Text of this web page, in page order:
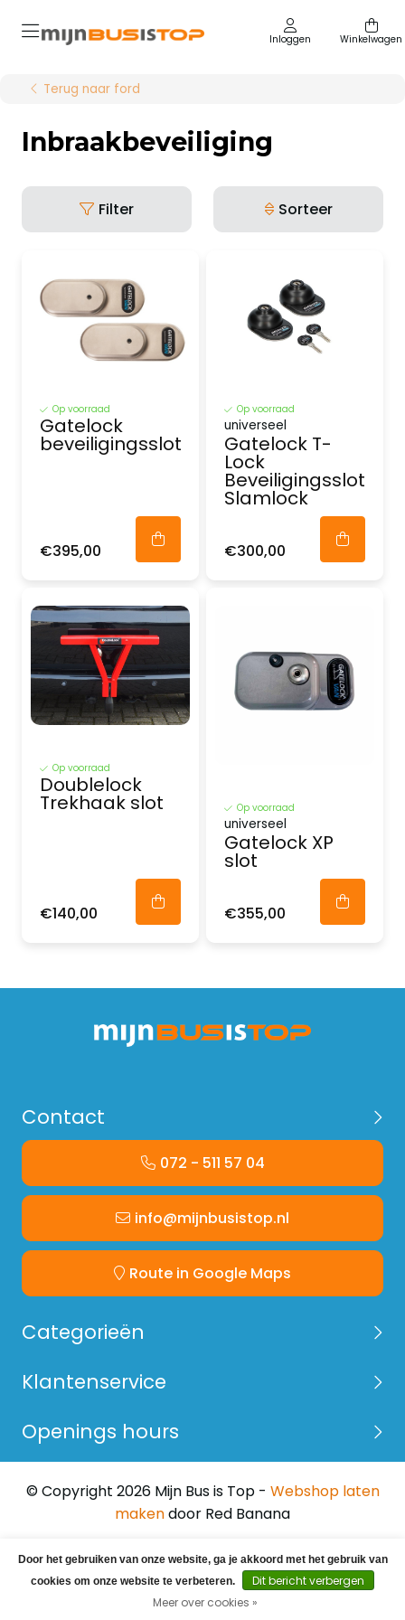
Inloggen Winkelwagen
Terug naar ford
Inbraakbeveiliging
Filter Sorteer
Op voorraad
Gatelock
beveiligingsslot
€395,00
Op voorraad
universeel
Gatelock T-
Lock
Beveiligingsslot
Slamlock
€300,00
Op voorraad
Doublelock
Trekhaak slot
€140,00
Op voorraad
universeel
Gatelock XP
slot
€355,00
Contact
072 - 511 57 04
info@mijnbusistop.nl
Route in Google Maps
Categorieën
Klantenservice
Openings hours
© Copyright 2026 Mijn Bus is Top - Webshop laten
makendoor Red Banana
Door het gebruiken van onze website, ga je akkoord met het gebruik van
cookies om onze website te verbeteren.
Dit bericht verbergen
Meer over cookies »